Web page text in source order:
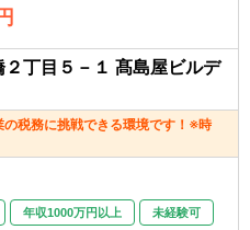
を担っていただきます。
＝4:6）
】
お任せします。
算の策定と稼働状況の分析・
丁目５－１ 髙島屋ビルデ
税務に挑戦できる環境です！※時
年収1000万円以上 未経験可